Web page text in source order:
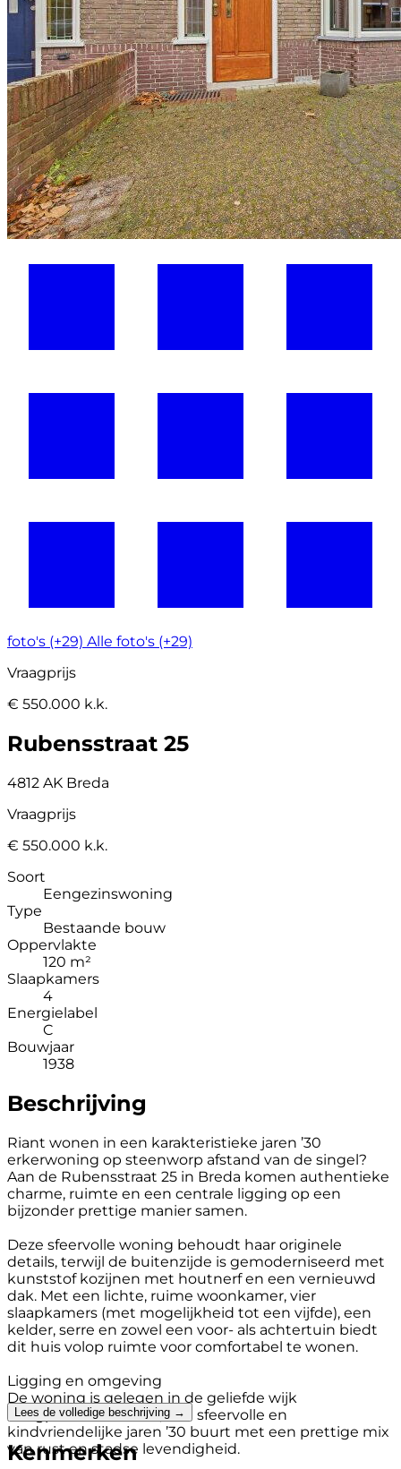
foto's (+29) Alle foto's (+29)
Vraagprijs
€ 550.000 k.k.
Rubensstraat 25
4812 AK Breda
Vraagprijs
€ 550.000 k.k.
Soort
Eengezinswoning
Type
Bestaande bouw
Oppervlakte
120 m²
Slaapkamers
4
Energielabel
C
Bouwjaar
1938
Beschrijving
Riant wonen in een karakteristieke jaren ’30
erkerwoning op steenworp afstand van de singel?
Aan de Rubensstraat 25 in Breda komen authentieke
charme, ruimte en een centrale ligging op een
bijzonder prettige manier samen.
Deze sfeervolle woning behoudt haar originele
details, terwijl de buitenzijde is gemoderniseerd met
kunststof kozijnen met houtnerf en een vernieuwd
dak. Met een lichte, ruime woonkamer, vier
slaapkamers (met mogelijkheid tot een vijfde), een
kelder, serre en zowel een voor- als achtertuin biedt
dit huis volop ruimte voor comfortabel te wonen.
Ligging en omgeving
De woning is gelegen in de geliefde wijk
Haagpoort/Boeimeer, een sfeervolle en
kindvriendelijke jaren ’30 buurt met een prettige mix
van rust en stadse levendigheid.
Lees de volledige beschrijving →
Kenmerken